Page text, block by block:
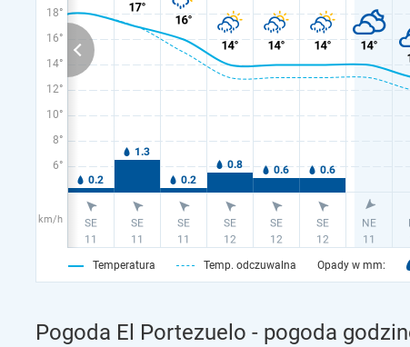
18°
16°
14°
12°
10°
8°
6°
km/h
Temperatura Temp. odczuwalna Opady w mm:
Pogoda El Portezuelo - pogoda